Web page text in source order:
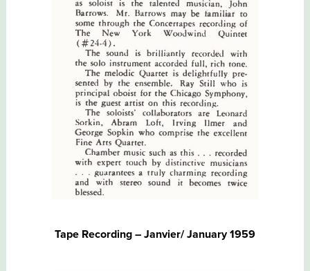
Tape Recording – Janvier/ January 1959